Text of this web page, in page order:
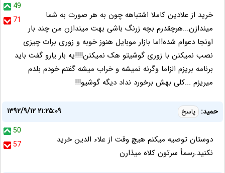
49
71
خرید از علادین کاملا اشتباهه چون به هر صورت به شما
میندازن...هرچقدرم بچه زرنگ باشی بهت میندازن من چند بار
اونجا دعوام شده!اما بازار موبایل هنوز خوبه و زوری برات چیزی
نصب نمیکنن با زوری گوشیتو هک نمیکنن!!!!یه بار یارو گفت باید
برنامه بریزم الزاما وگرنه نمیشه و خراب میشه گفتم خودم بلدم
میریزم ...کلی بهش برخورد نداد دیگه گوشیو!!!
حميد: پاسخ
۱۳۹۲/۹/۱۲ ۲۱:۲۵:۰۹
50
57
دوستان توصيه ميكنم هيچ وقت از علاء الدين خريد
نكنيد.رسمأ سرتون كلاه ميذارن